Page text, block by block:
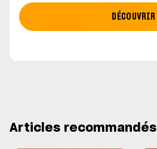
DÉCOUVRIR
Articles recommandés